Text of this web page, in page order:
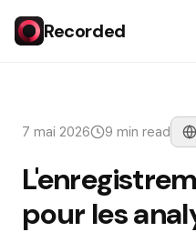
Recorded
7 mai 2026 9 min read
pour les